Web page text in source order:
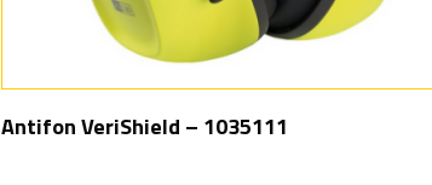
Antifon VeriShield – 1035111